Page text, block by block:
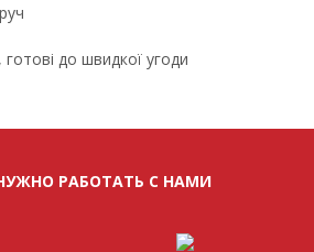
до швидкої угоди
РАБОТАТЬ С НАМИ